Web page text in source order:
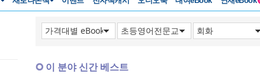
이 분야 신간 베스트